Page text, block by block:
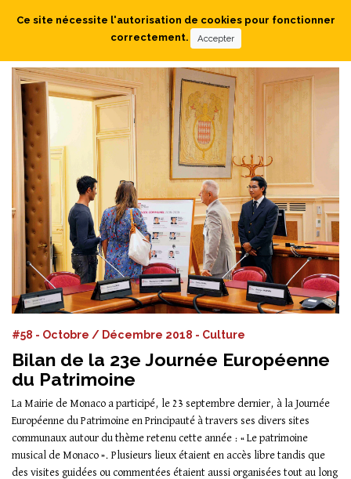
#58 - Octobre / Décembre 2018 - Culture
Bilan de la 23e Journée Européenne
du Patrimoine
La Mairie de Monaco a participé, le 23 septembre dernier, à la Journée
Européenne du Patrimoine en Principauté à travers ses divers sites
communaux autour du thème retenu cette année : « Le patrimoine
musical de Monaco ». Plusieurs lieux étaient en accès libre tandis que
des visites guidées ou commentées étaient aussi organisées tout au long
Ce site nécessite l'autorisation de cookies pour fonctionner
correctement.
Accepter